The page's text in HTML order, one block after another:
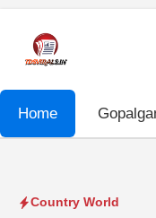
content
Home
Country World